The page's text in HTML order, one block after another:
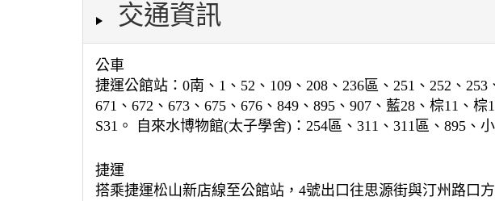
交通資訊
公車
捷運公館站：0南、1、52、109、208、236區、251、252、253
671、672、673、675、676、849、895、907、藍28、棕11
S31。 自來水博物館(太子學舍)：254區、311、311區、895、
捷運
搭乘捷運松山新店線至公館站，4號出口往思源街與汀州路口